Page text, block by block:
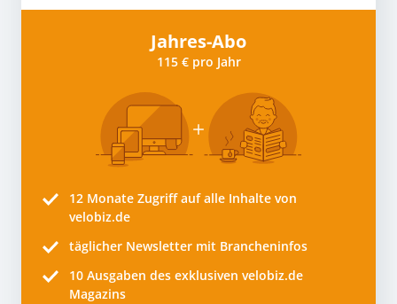
Jahres-Abo
115 € pro Jahr
12 Monate Zugriff auf alle Inhalte von
velobiz.de
täglicher Newsletter mit Brancheninfos
10 Ausgaben des exklusiven velobiz.de
Magazins